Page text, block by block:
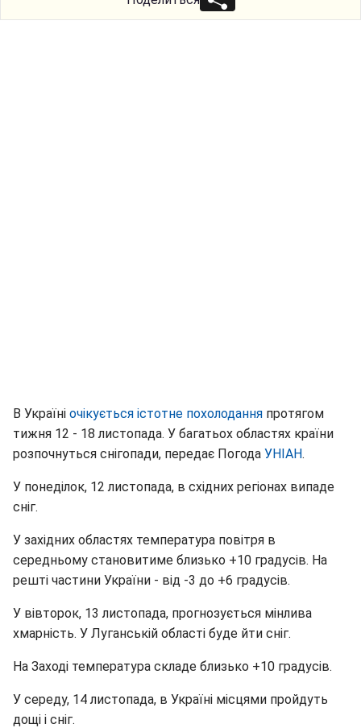
В Україні очікується істотне похолодання протягом
тижня 12 - 18 листопада. У багатьох областях країни
розпочнуться снігопади, передає Погода УНІАН.
У понеділок, 12 листопада, в східних регіонах випаде
сніг.
У західних областях температура повітря в
середньому становитиме близько +10 градусів. На
решті частини України - від -3 до +6 градусів.
У вівторок, 13 листопада, прогнозується мінлива
хмарність. У Луганській області буде йти сніг.
На Заході температура складе близько +10 градусів.
У середу, 14 листопада, в Україні місцями пройдуть
дощі і сніг.